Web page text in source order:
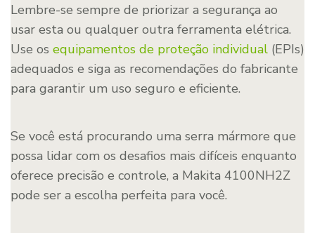
Lembre-se sempre de priorizar a segurança ao
usar esta ou qualquer outra ferramenta elétrica.
Use os equipamentos de proteção individual (EPIs)
adequados e siga as recomendações do fabricante
para garantir um uso seguro e eficiente.
Se você está procurando uma serra mármore que
possa lidar com os desafios mais difíceis enquanto
oferece precisão e controle, a Makita 4100NH2Z
pode ser a escolha perfeita para você.